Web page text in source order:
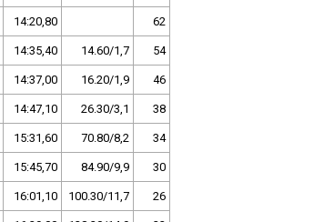
14:20,80 62
14:35,40 14.60/1,7 54
14:37,00 16.20/1,9 46
14:47,10 26.30/3,1 38
15:31,60 70.80/8,2 34
15:45,70 84.90/9,9 30
16:01,10 100.30/11,7 26